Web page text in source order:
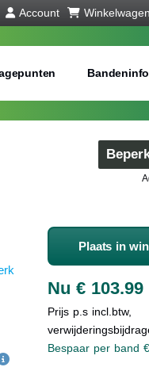
Account Winkelwagen
Bandeninfo
Plaats in
Nu € 103.99
Prijs p.s incl.btw,
Bespaar per band